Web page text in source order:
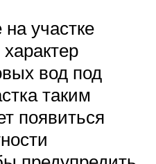
участке
вод под
таким
появиться